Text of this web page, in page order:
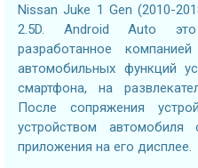
Nissan Juke 1 Gen (2010-
2.5D. Android Auto это
разработанное
автомобильных функций
смартфона, на
После сопряжения
устройством автомобиля
приложения на его дисплее.